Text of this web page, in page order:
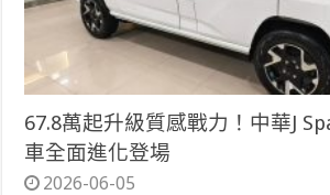
67.8萬起升級質感戰力！中華J
車全面進化登場
2026-06-05